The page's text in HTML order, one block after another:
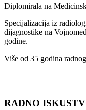
Diplomirala na
Specijalizacija iz
dijagnostike na
godine.
Više od 35 godina
RADNO